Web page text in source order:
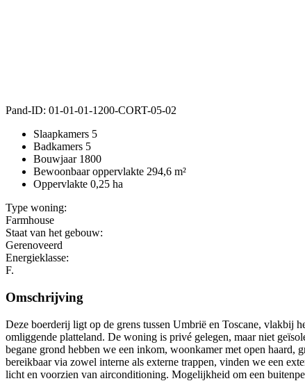
Pand-ID: 01-01-01-1200-CORT-05-02
Slaapkamers 5
Badkamers 5
Bouwjaar 1800
Bewoonbaar oppervlakte 294,6 m²
Oppervlakte 0,25 ha
Type woning:
Farmhouse
Staat van het gebouw:
Gerenoveerd
Energieklasse:
F.
Omschrijving
Deze boerderij ligt op de grens tussen Umbrië en Toscane, vlakbij
omliggende platteland. De woning is privé gelegen, maar niet
begane grond hebben we een inkom, woonkamer met open haard,
bereikbaar via zowel interne als externe trappen, vinden we een
licht en voorzien van airconditioning. Mogelijkheid om een